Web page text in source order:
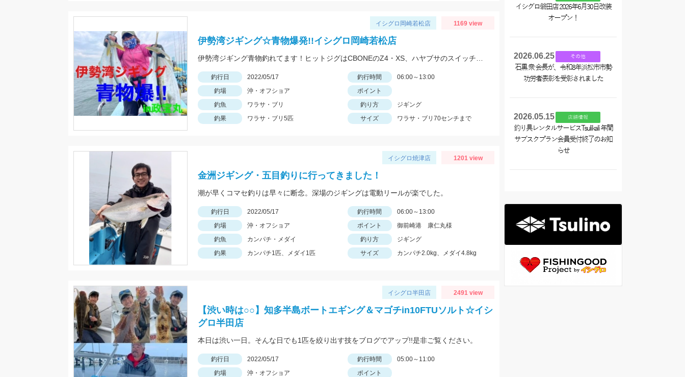
イシグロ岡崎若松店 1169 view
伊勢湾ジギング☆青物爆発!!イシグロ岡崎若松店
釣行日 2022/05/17 釣行時間
06:00～13:00
釣場
沖・オフショア
ポイント
釣魚
ワラサ・ブリ 釣り方
ジギング
釣果
ワラサ・ブリ5匹 サイズ ワラサ・ブリ70センチまで
イシグロ焼津店 1201 view
金洲ジギング・五目釣りに行ってきました！
潮が早くコマセ釣りは早々に断念。深場のジギングは電動リールが楽でした。
釣行日 2022/05/17 釣行時間
06:00～13:00
釣場
沖・オフショア ポイント
御前崎港 康仁丸様
釣魚
カンパチ・メダイ 釣り方
ジギング
釣果
カンパチ1匹、メダイ1匹 サイズ カンパチ2.0kg、メダイ4.8kg
イシグロ半田店 2491 view
【渋い時は○○】知多半島ボートエギング＆マゴチin10FTUソルト☆イシ
グロ半田店
本日は渋い一日。そんな日でも1匹を絞り出す技をブログでアップ!!是非ご覧ください。
釣行日 2022/05/17 釣行時間
05:00～11:00
釣場
沖・オフショア
ポイント
イシグロ磐田店 2026年6月30日改装
オープン！
2026.06.25 その他
石黒 衆 会長が、令和8年浜松市市勢
功労者表彰を受彰されました
2026.05.15 店舗情報
釣り具レンタルサービスTsulikali 年間
サブスクプラン会員受付終了のお知
らせ